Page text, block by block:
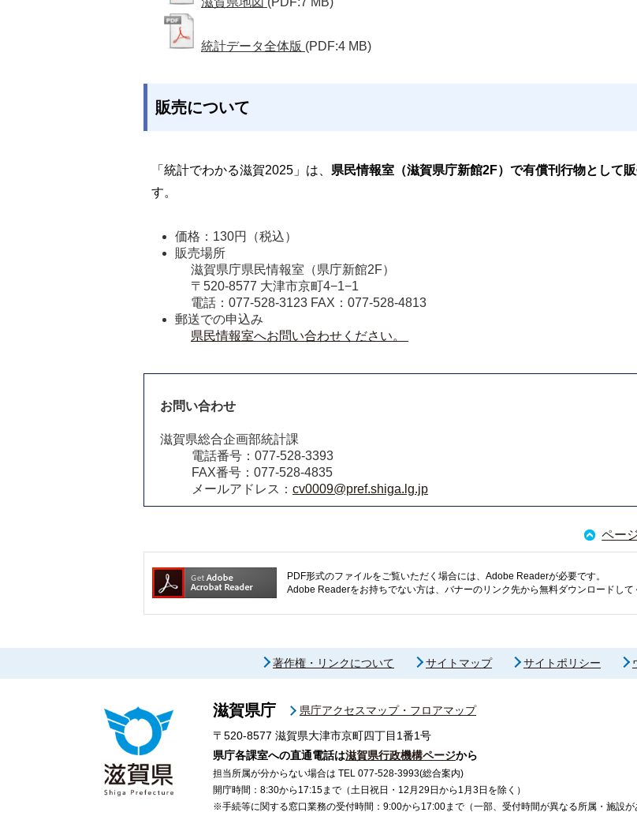
統計データ全体版 (PDF:4 MB)
販売について
「統計でわかる滋賀2025」は、 県民情報室（滋賀県庁新館2F）で有償刊行物として
す。
価格：130円（税込）
販売場所
滋賀県庁県民情報室（県庁新館2F）
〒520-8577 大津市京町4−1−1
電話：077-528-3123 FAX：077-528-4813
郵送での申込み
県民情報室へお問い合わせください。
お問い合わせ
滋賀県総合企画部統計課
電話番号：077-528-3393
FAX番号：077-528-4835
メールアドレス： cv0009@pref.shiga.lg.jp
ペー
PDF形式のファイルをご覧いただく場合には、Adobe Readerが必要です。
Adobe Readerをお持ちでない方は、バナーのリンク先から無料ダウンロードして
著作権・リンクについて サイトマップ サイトポリシー
滋賀県庁
県庁アクセスマップ・フロアマップ
〒520-8577 滋賀県大津市京町四丁目1番1号
県庁各課室への直通電話は滋賀県行政機構ページから
担当所属が分からない場合は TEL 077-528-3993(総合案内)
開庁時間：8:30から17:15まで（土日祝日・12月29日から1月3日を除く）
※手続等に関する窓口業務の受付時間：9:00から17:00まで（一部、受付時間が異なる所属・施設が